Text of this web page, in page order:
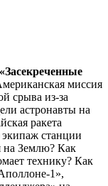
«Засекреченные
миссия
срыва из-за
астронавты на
ракета
станции
на Землю? Как
технику? Как